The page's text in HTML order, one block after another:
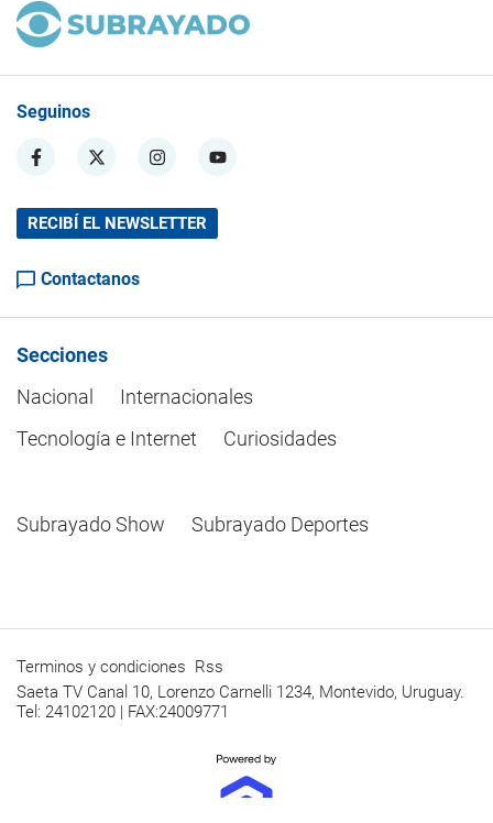
Seguinos
RECIBÍ EL NEWSLETTER
Contactanos
Secciones
Nacional
Internacionales
Tecnología e Internet
Curiosidades
Subrayado Show Subrayado Deportes
Terminos y condiciones Rss
Saeta TV Canal 10, Lorenzo Carnelli 1234, Montevido, Uruguay.
Tel: 24102120 | FAX:24009771